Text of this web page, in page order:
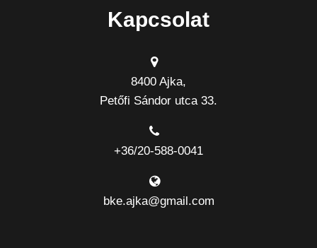
Kapcsolat
8400 Ajka,
Petőfi Sándor utca 33.
+36/20-588-0041
bke.ajka@gmail.com